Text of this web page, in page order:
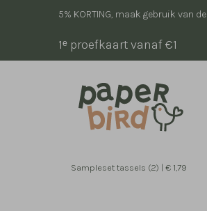
5% KORTING, maak gebruik van
1ᵉ proefkaart vanaf €1
Sampleset tassels (2) | € 1,79